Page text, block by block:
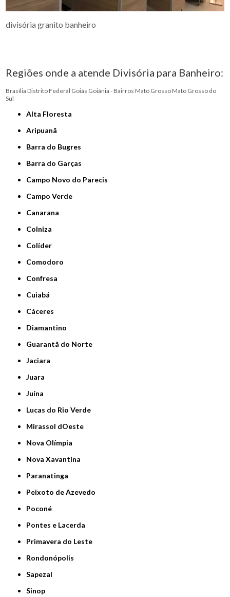
divisória granito banheiro
Regiões onde a atende Divisória para Banheiro:
Brasília Distrito Federal Goiás Goiânia - Bairros Mato Grosso Mato Grosso do
Sul
Alta Floresta
Aripuanã
Barra do Bugres
Barra do Garças
Campo Novo do Parecis
Campo Verde
Canarana
Colniza
Colíder
Comodoro
Confresa
Cuiabá
Cáceres
Diamantino
Guarantã do Norte
Jaciara
Juara
Juína
Lucas do Rio Verde
Mirassol dOeste
Nova Olímpia
Nova Xavantina
Paranatinga
Peixoto de Azevedo
Poconé
Pontes e Lacerda
Primavera do Leste
Rondonópolis
Sapezal
Sinop